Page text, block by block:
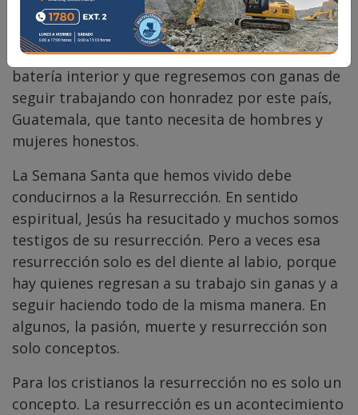
Y como si nada, ya casi se termina el descanso
más largo del año. Ojalá que estos días hayan
sido una oportunidad para recargar nuestra
batería interior y que regresemos con ganas de
seguir trabajando con honradez por este país,
Guatemala, que tanto necesita de hombres y
mujeres honestos.
La Semana Santa que hemos vivido debe
conducirnos a la Resurrección. En sentido
espiritual, Jesús ha resucitado y muchos somos
testigos de su resurrección. Pero a veces esa
resurrección solo es del diente al labio, porque
hay quienes regresan a su trabajo sin ganas y a
seguir haciendo todo de la misma manera. En
algunos, la pasión, muerte y resurrección son
solo conceptos.
Para los cristianos la resurrección no es solo un
concepto. La resurrección es un acontecimiento